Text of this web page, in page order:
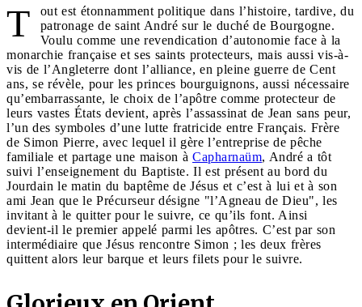
T
out est étonnamment politique dans l’histoire, tardive, du
patronage de saint André sur le duché de Bourgogne.
Voulu comme une revendication d’autonomie face à la
monarchie française et ses saints protecteurs, mais aussi vis-à-
vis de l’Angleterre dont l’alliance, en pleine guerre de Cent
ans, se révèle, pour les princes bourguignons, aussi nécessaire
qu’embarrassante, le choix de l’apôtre comme protecteur de
leurs vastes États devient, après l’assassinat de Jean sans peur,
l’un des symboles d’une lutte fratricide entre Français. Frère
de Simon Pierre, avec lequel il gère l’entreprise de pêche
familiale et partage une maison à Capharnaüm, André a tôt
suivi l’enseignement du Baptiste. Il est présent au bord du
Jourdain le matin du baptême de Jésus et c’est à lui et à son
ami Jean que le Précurseur désigne "l’Agneau de Dieu", les
invitant à le quitter pour le suivre, ce qu’ils font. Ainsi
devient-il le premier appelé parmi les apôtres. C’est par son
intermédiaire que Jésus rencontre Simon ; les deux frères
quittent alors leur barque et leurs filets pour le suivre.